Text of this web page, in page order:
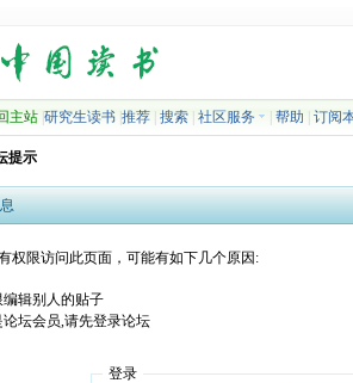
主站| 研究生读书| 推荐| 搜索| 社区服务 帮助 订阅
提示
权限访问此页面，可能有如下几个原因:
辑别人的贴子
坛会员,请先登录论坛
登录